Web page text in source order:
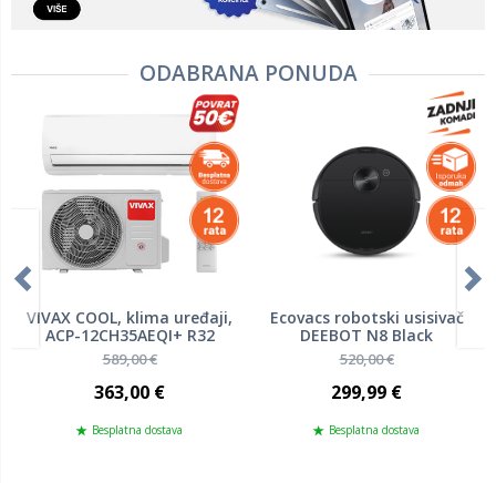
ODABRANA PONUDA
VIVAX COOL, klima uređaji,
ACP-12CH35AEQI+ R32
589,00 €
363,00 €
Besplatna dostava
Ecovacs robotski usisivač
DEEBOT N8 Black
520,00 €
299,99 €
Besplatna dostava